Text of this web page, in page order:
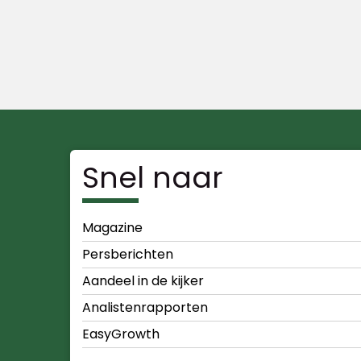
Snel naar
Magazine
Persberichten
Aandeel in de kijker
Analistenrapporten
EasyGrowth